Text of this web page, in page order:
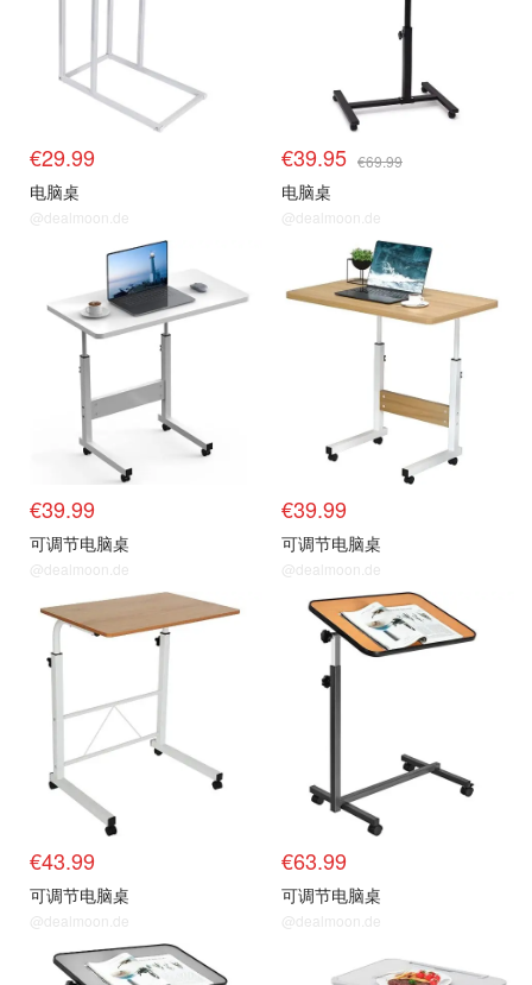
€29.99
电脑桌
@dealmoon.de
€39.95 €69.99
电脑桌
@dealmoon.de
€39.99
可调节电脑桌
@dealmoon.de
€39.99
可调节电脑桌
@dealmoon.de
€43.99
可调节电脑桌
@dealmoon.de
€63.99
可调节电脑桌
@dealmoon.de